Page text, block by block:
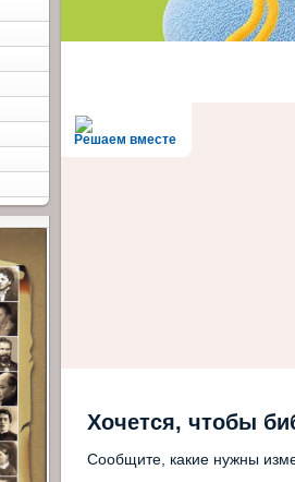
Решаем вместе
Хочется, чтобы
Сообщите, какие нужны